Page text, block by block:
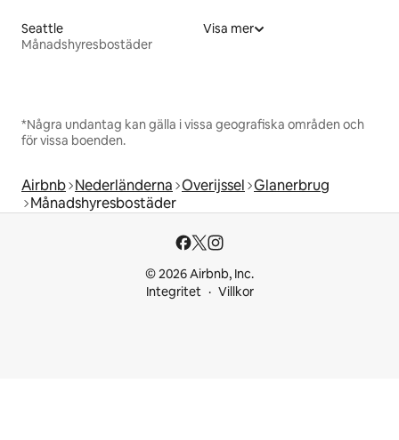
Seattle
Månadshyresbostäder
Visa mer
*Några undantag kan gälla i vissa geografiska områden och
för vissa boenden.
Airbnb Nederländerna Overijssel Glanerbrug
Månadshyresbostäder
© 2026 Airbnb, Inc.
Integritet
Villkor